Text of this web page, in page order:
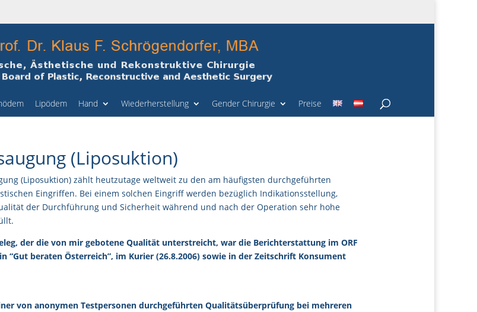
Lipödem Hand Wiederherstellung Gender Chirurgie Preise
(Liposuktion)
(Liposuktion) zählt heutzutage weltweit zu den am häufigsten durchgeführten
Eingriffen. Bei einem solchen Eingriff werden bezüglich Indikationsstellung,
der Durchführung und Sicherheit während und nach der Operation sehr hohe
der die von mir gebotene Qualität unterstreicht, war die Berichterstattung im ORF
“Gut beraten Österreich”, im Kurier (26.8.2006) sowie in der Zeitschrift Konsument
von anonymen Testpersonen durchgeführten Qualitätsüberprüfung bei mehreren